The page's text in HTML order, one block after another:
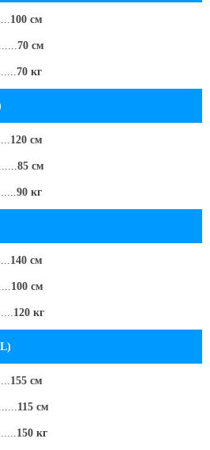
100 см
70 см
70 кг
120 см
85 см
90 кг
140 см
100 см
120 кг
155 см
115 см
150 кг